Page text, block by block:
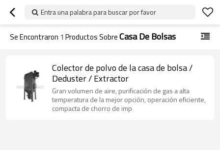
Entra una palabra para buscar por favor
Se Encontraron 1 Productos SobreCasa De Bolsas
Colector de polvo de la casa de bolsa /
Deduster / Extractor
Gran volumen de aire, purificación de gas a alta
temperatura de la mejor opción, operación eficiente,
compacta de chorro de imp